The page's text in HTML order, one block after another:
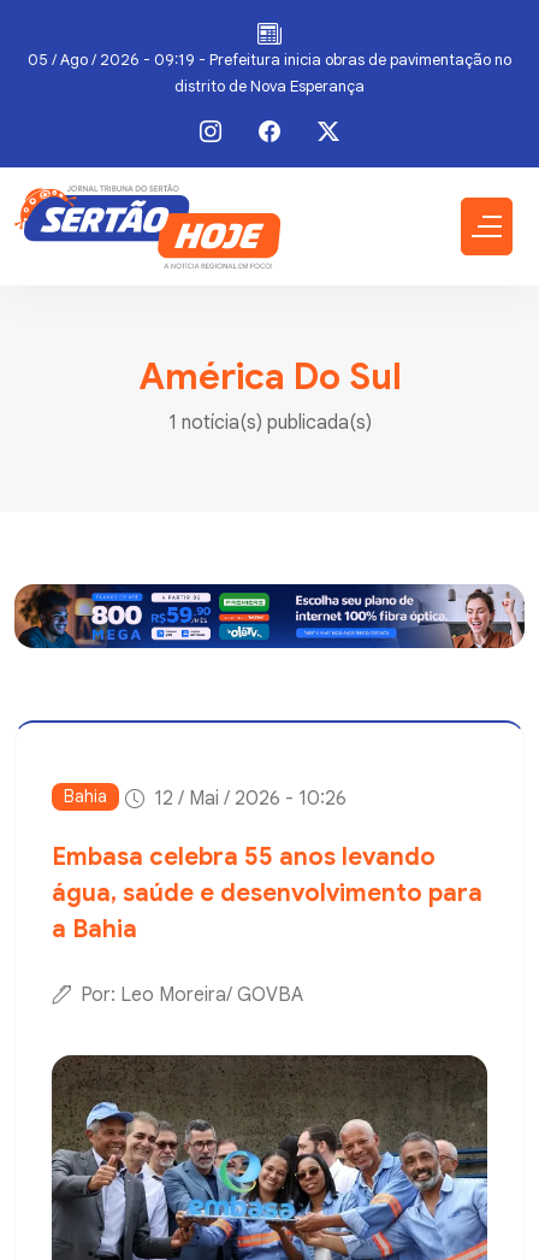
05 / Ago / 2026 - 09:19 - Prefeitura inicia obras de pavimentação no
distrito de Nova Esperança
América Do Sul
1 notícia(s) publicada(s)
Bahia 12 / Mai / 2026 - 10:26
Embasa celebra 55 anos levando
água, saúde e desenvolvimento para
a Bahia
Por: Leo Moreira/ GOVBA